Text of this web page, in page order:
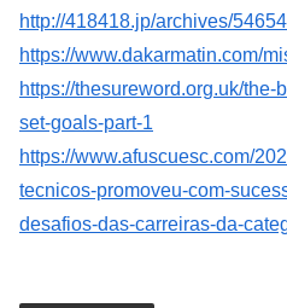
http://418418.jp/archives/
https://www.dakarmatin.com/
https://thesureword.org.uk/the-
set-goals-part-1
https://www.afuscuesc.com/
tecnicos-promoveu-com-
desafios-das-carreiras-da-